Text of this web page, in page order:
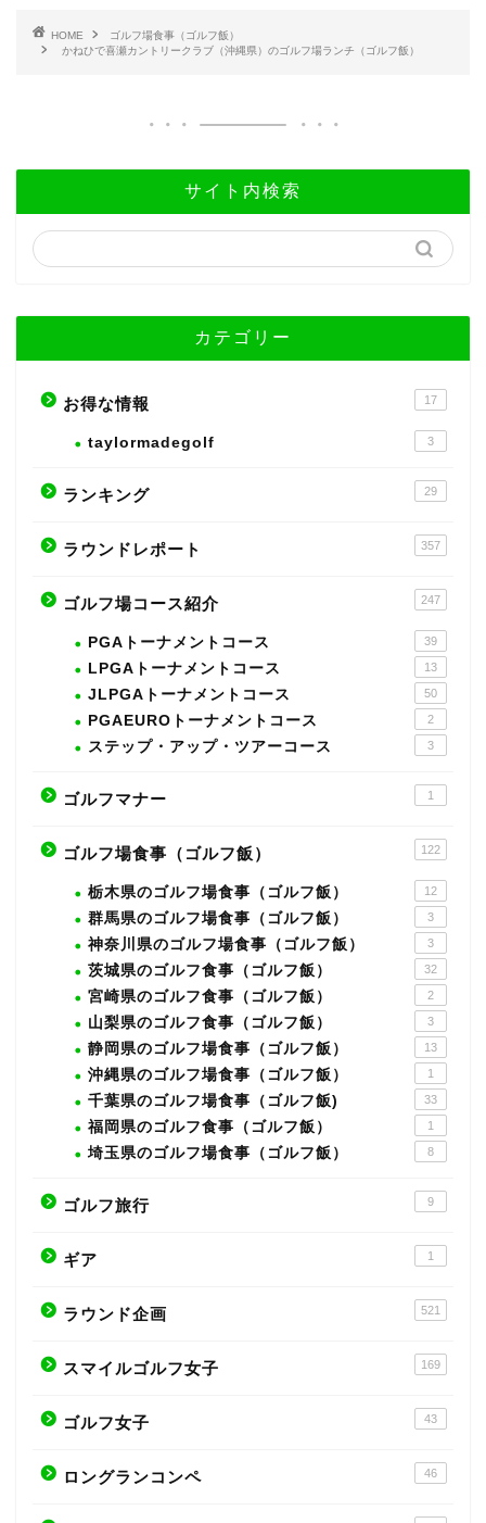
HOME
ゴルフ場食事（ゴルフ飯）
かねひで喜瀬カントリークラブ（沖縄県）のゴルフ場ランチ（ゴルフ飯）
サイト内検索
カテゴリー
お得な情報 17
taylormadegolf 3
ランキング 29
ラウンドレポート 357
ゴルフ場コース紹介 247
PGAトーナメントコース 39
LPGAトーナメントコース 13
JLPGAトーナメントコース 50
PGAEUROトーナメントコース 2
ステップ・アップ・ツアーコース 3
ゴルフマナー 1
ゴルフ場食事（ゴルフ飯） 122
栃木県のゴルフ場食事（ゴルフ飯） 12
群馬県のゴルフ場食事（ゴルフ飯） 3
神奈川県のゴルフ場食事（ゴルフ飯） 3
茨城県のゴルフ食事（ゴルフ飯） 32
宮崎県のゴルフ食事（ゴルフ飯） 2
山梨県のゴルフ食事（ゴルフ飯） 3
静岡県のゴルフ場食事（ゴルフ飯） 13
沖縄県のゴルフ場食事（ゴルフ飯） 1
千葉県のゴルフ場食事（ゴルフ飯) 33
福岡県のゴルフ食事（ゴルフ飯） 1
埼玉県のゴルフ場食事（ゴルフ飯） 8
ゴルフ旅行 9
ギア 1
ラウンド企画 521
スマイルゴルフ女子 169
ゴルフ女子 43
ロングランコンペ 46